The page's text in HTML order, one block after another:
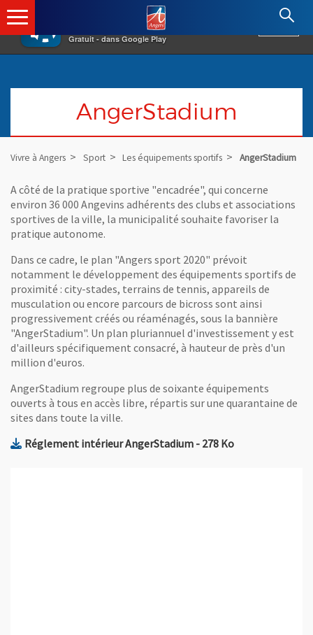
×
Gratuit - dans Google Play
Angers.fr : Retour à l'accueil
AngerStadium
Vivre à Angers Sport Les équipements sportifs AngerStadium
A côté de la pratique sportive "encadrée", qui concerne
environ 36 000 Angevins adhérents des clubs et associations
sportives de la ville, la municipalité souhaite favoriser la
pratique autonome.
Dans ce cadre, le plan "Angers sport 2020" prévoit
notamment le développement des équipements sportifs de
proximité : city-stades, terrains de tennis, appareils de
musculation ou encore parcours de bicross sont ainsi
progressivement créés ou réaménagés, sous la bannière
"AngerStadium". Un plan pluriannuel d'investissement y est
d'ailleurs spécifiquement consacré, à hauteur de près d'un
million d'euros.
AngerStadium regroupe plus de soixante équipements
ouverts à tous en accès libre, répartis sur une quarantaine de
sites dans toute la ville.
Réglement intérieur AngerStadium, Fichier au format Pdf
- 278 Ko, Ouvre une